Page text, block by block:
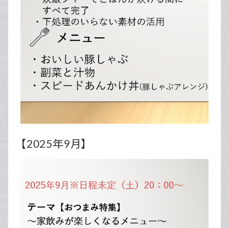
【2025年9月】